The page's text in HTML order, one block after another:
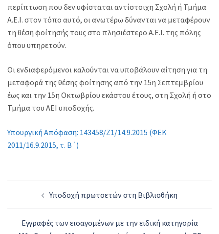
περίπτωση που δεν υφίσταται αντίστοιχη Σχολή ή Τμήμα
Α.Ε.Ι. στον τόπο αυτό, οι ανωτέρω δύνανται να μεταφέρουν
τη θέση φοίτησής τους στο πλησιέστερο Α.Ε.Ι. της πόλης
όπου υπηρετούν.
Οι ενδιαφερόμενοι καλούνται να υποβάλουν αίτηση για τη
μεταφορά της θέσης φοίτησης από την 15η Σεπτεμβρίου
έως και την 15η Οκτωβρίου εκάστου έτους, στη Σχολή ή στο
Τμήμα του ΑΕΙ υποδοχής.
Υπουργική Απόφαση: 143458/Ζ1/14.9.2015 (ΦΕΚ
2011/16.9.2015, τ. Β΄)
navigationΥποδοχή πρωτοετών στη Βιβλιοθήκη
Εγγραφές των εισαγομένων με την ειδική κατηγορία